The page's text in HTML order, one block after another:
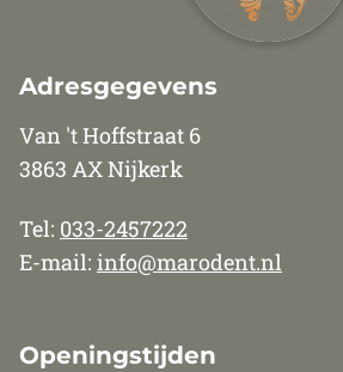
Adresgegevens
Van 't Hoffstraat 6
3863 AX Nijkerk
Tel: 033-2457222
E-mail: info@marodent.nl
Openingstijden